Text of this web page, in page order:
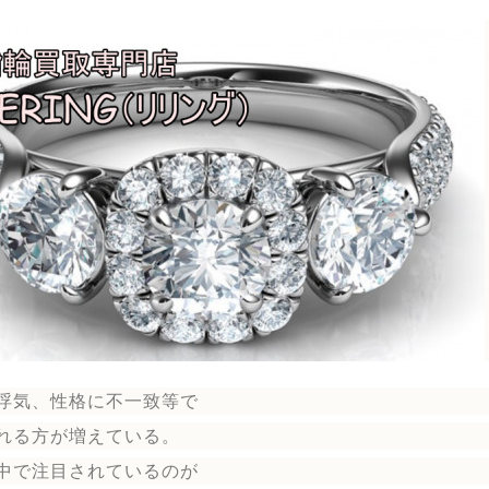
気、性格に不一致等で
る方が増えている。
で注目されているのが